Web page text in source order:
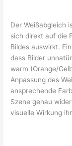
Der Weißabgleich
sich direkt auf die
Bildes auswirkt.
dass Bilder
warm (Orange/
Anpassung des
ansprechende
Szene genau
visuelle Wirkung